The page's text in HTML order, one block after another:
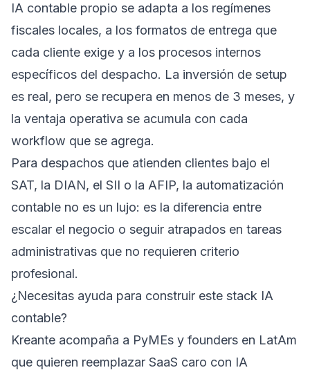
IA contable propio se adapta a los regímenes
fiscales locales, a los formatos de entrega que
cada cliente exige y a los procesos internos
específicos del despacho. La inversión de setup
es real, pero se recupera en menos de 3 meses, y
la ventaja operativa se acumula con cada
workflow que se agrega.
Para despachos que atienden clientes bajo el
SAT, la DIAN, el SII o la AFIP, la automatización
contable no es un lujo: es la diferencia entre
escalar el negocio o seguir atrapados en tareas
administrativas que no requieren criterio
profesional.
¿Necesitas ayuda para construir este stack IA
contable?
Kreante acompaña a PyMEs y founders en LatAm
que quieren reemplazar SaaS caro con IA